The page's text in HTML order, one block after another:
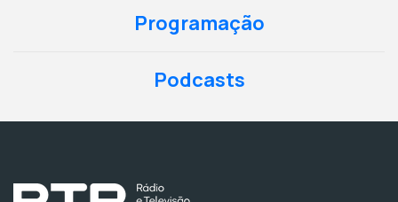
Programação
Podcasts